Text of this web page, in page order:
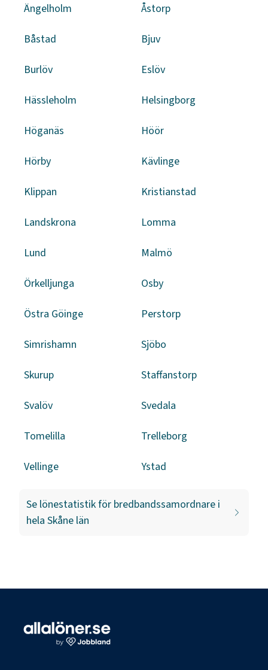
Ängelholm Åstorp
Båstad Bjuv
Burlöv Eslöv
Hässleholm Helsingborg
Höganäs Höör
Hörby Kävlinge
Klippan Kristianstad
Landskrona Lomma
Lund Malmö
Örkelljunga Osby
Östra Göinge Perstorp
Simrishamn Sjöbo
Skurup Staffanstorp
Svalöv Svedala
Tomelilla Trelleborg
Vellinge Ystad
Se lönestatistik för bredbandssamordnare i
hela Skåne län